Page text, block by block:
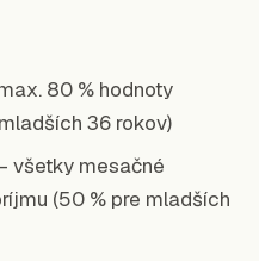
80 % hodnoty
36 rokov)
všetky mesačné
(50 % pre mladších